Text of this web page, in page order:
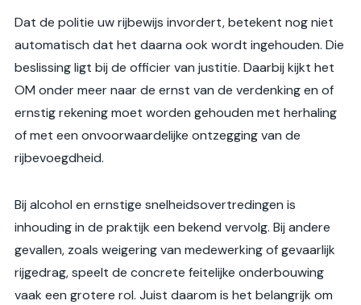
Dat de politie uw rijbewijs invordert, betekent nog niet
automatisch dat het daarna ook wordt ingehouden. Die
beslissing ligt bij de officier van justitie. Daarbij kijkt het
OM onder meer naar de ernst van de verdenking en of
ernstig rekening moet worden gehouden met herhaling
of met een onvoorwaardelijke ontzegging van de
rijbevoegdheid.
Bij alcohol en ernstige snelheidsovertredingen is
inhouding in de praktijk een bekend vervolg. Bij andere
gevallen, zoals weigering van medewerking of gevaarlijk
rijgedrag, speelt de concrete feitelijke onderbouwing
vaak een grotere rol. Juist daarom is het belangrijk om